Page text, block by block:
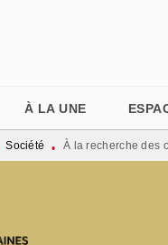
À LA UNE
Société • À la recherche des